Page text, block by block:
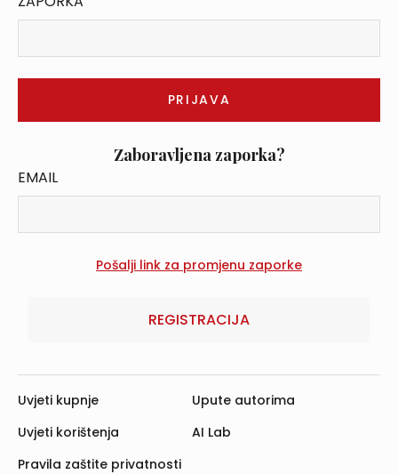
Zaboravljena zaporka?
EMAIL
REGISTRACIJA
Uvjeti kupnje
Uvjeti korištenja
Pravila zaštite privatnosti
Upute autorima
AI Lab